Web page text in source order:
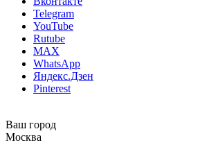
Telegram
YouTube
Rutube
MAX
WhatsApp
Яндекс.Дзен
Pinterest
Ваш город
Москва